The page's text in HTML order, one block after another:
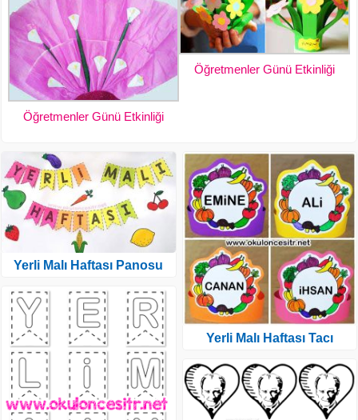
Öğretmenler Günü Etkinliği
Öğretmenler Günü Etkinliği
Yerli Malı Haftası Panosu
Yerli Malı Haftası Tacı